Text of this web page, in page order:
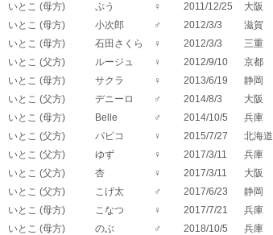
いとこ (母方) ぷう ♀ 2011/12/25 大阪
いとこ (母方) 小次郎 ♂ 2012/3/3 滋賀
いとこ (母方) 石田さくら ♀ 2012/3/3 三重
いとこ (父方) ルージュ ♀ 2012/9/10 京都
いとこ (母方) サクラ ♀ 2013/6/19 静岡
いとこ (父方) デニーロ ♂ 2014/8/3 大阪
いとこ (母方) Belle ♂ 2014/10/5 兵庫
いとこ (父方) パピコ ♀ 2015/7/27 北海道
いとこ (父方) ゆず ♀ 2017/3/11 兵庫
いとこ (父方) 杏 ♀ 2017/3/11 大阪
いとこ (父方) こげ太 ♂ 2017/6/23 静岡
いとこ (母方) こなつ ♀ 2017/7/21 兵庫
いとこ (母方) のぶ ♂ 2018/10/5 兵庫